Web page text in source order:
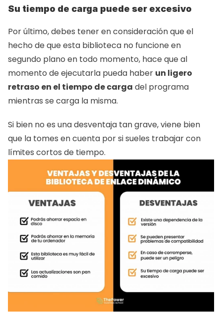
Su tiempo de carga puede ser excesivo
Por último, debes tener en consideración que el
hecho de que esta biblioteca no funcione en
segundo plano en todo momento, hace que al
momento de ejecutarla pueda haber un ligero
retraso en el tiempo de carga del programa
mientras se carga la misma.
Si bien no es una desventaja tan grave, viene bien
que la tomes en cuenta por si sueles trabajar con
límites cortos de tiempo.